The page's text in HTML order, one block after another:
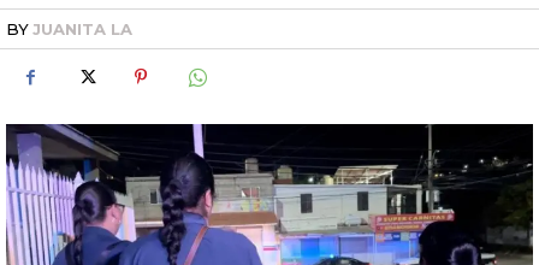
BYJUANITA LA